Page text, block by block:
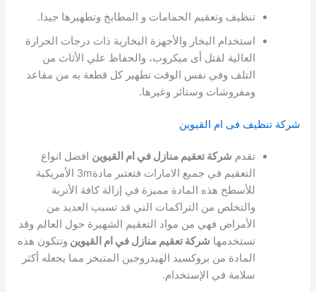
تنظيف وتعقيم الحمامات و المطابخ وتطهيرها جيدا.
استخدام البخار والأجهزة البخارية ذات درجات الحرارة
العالية لقتل أى ميكروب، والحفاظ علي الأثاث من
التلف وفي نفس الوقت تطهير كل قطعة به من مقاعد
ومفروشات وستائر وغيرها.
شركة تنظيف فى ام القيوين
تقدم شركة تعقيم منازل في ام القيوين افضل انواع
التعقيم في جميع الامارات فتعتبر مادة3m الأمريكية
للأسطح هذه المادة مميزة في إزالة كافة الأتربة
والتخلص من التراكمات التي قد تسبب العديد من
الأمراض فهي من مواد التعقيم الشهيرة حول العالم وقد
تستخدمها شركة تعقيم منازل في ام القيوين وتتكون هذه
المادة من بروكسيد الهيدروجين المتبخر مما يجعله أكثر
سلامة في الإستخدام.